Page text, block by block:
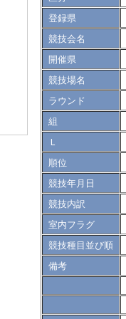
登録県
競技会名
開催県
競技場名
ラウンド
組
Ｌ
順位
競技年月日
競技内訳
室内フラグ
競技種目並び順
備考